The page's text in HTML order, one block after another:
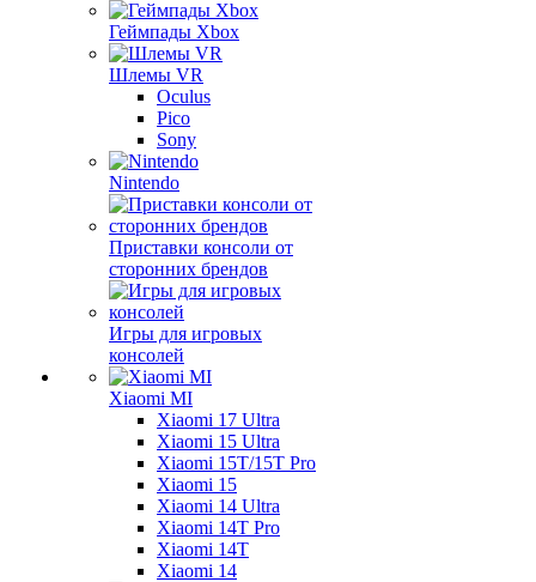
Геймпады Xbox
Шлемы VR
Oculus
Pico
Sony
Nintendo
Приставки консоли от
сторонних брендов
Игры для игровых
консолей
Xiaomi MI
Xiaomi 17 Ultra
Xiaomi 15 Ultra
Xiaomi 15T/15T Pro
Xiaomi 15
Xiaomi 14 Ultra
Xiaomi 14T Pro
Xiaomi 14T
Xiaomi 14